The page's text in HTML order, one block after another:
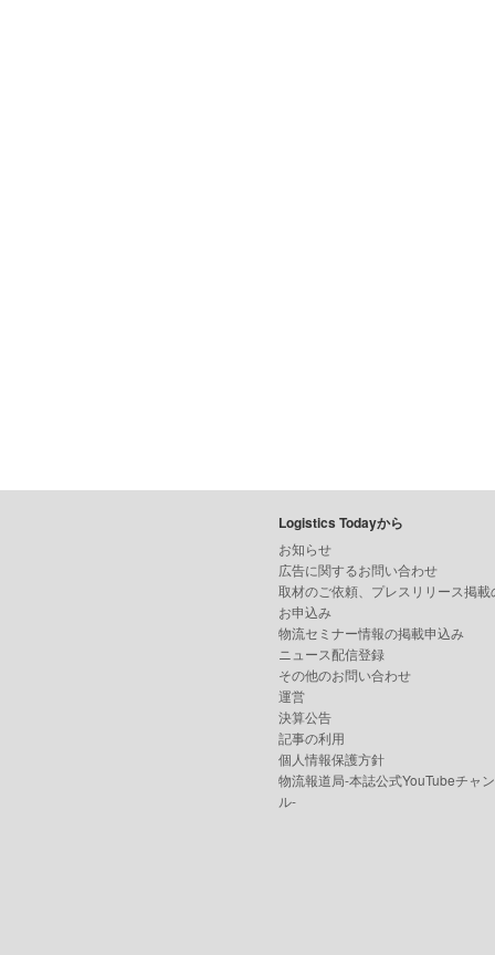
Logistics Todayから
お知らせ
広告に関するお問い合わせ
取材のご依頼、プレスリリース掲載
お申込み
物流セミナー情報の掲載申込み
ニュース配信登録
その他のお問い合わせ
運営
決算公告
記事の利用
個人情報保護方針
物流報道局-本誌公式YouTubeチャ
ル-